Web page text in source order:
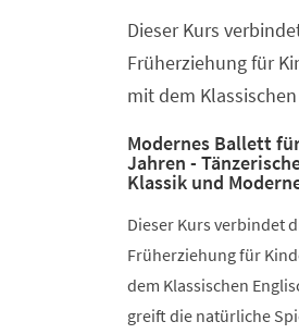
Dieser Kurs
Früherziehung für
mit dem
Modernes Ballett
Jahren -
Klassik und
Dieser Kurs verbindet
Früherziehung für
dem Klassischen
greift die natürliche